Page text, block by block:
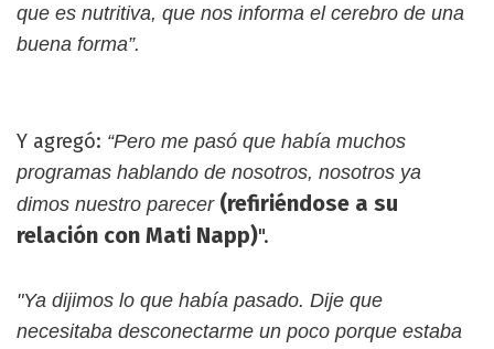
que es nutritiva, que nos informa el cerebro de una
buena forma”.
Y agregó: “Pero me pasó que había muchos
programas hablando de nosotros, nosotros ya
dimos nuestro parecer (refiriéndose a su
relación con Mati Napp)".
"Ya dijimos lo que había pasado. Dije que
necesitaba desconectarme un poco porque estaba